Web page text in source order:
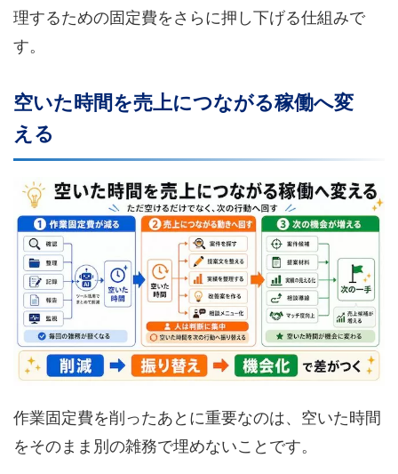
理するための固定費をさらに押し下げる仕組みで
す。
空いた時間を売上につながる稼働へ変
える
作業固定費を削ったあとに重要なのは、空いた時間
をそのまま別の雑務で埋めないことです。